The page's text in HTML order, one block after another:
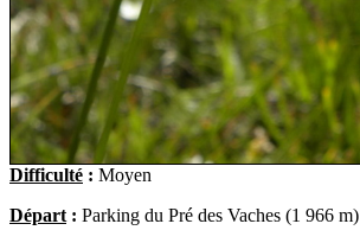
Difficulté : Moyen
Départ : Parking du Pré des Vaches (1 966 m)